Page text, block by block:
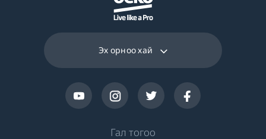
Эх орноо хай
Гал тогоо